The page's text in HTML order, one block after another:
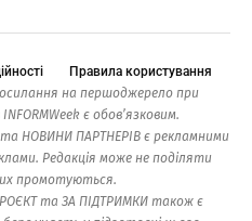
Правила користування
на першоджерело при
є обов’язковим.
та НОВИНИ ПАРТНЕРІВ є рекламними
Редакція може не поділяти
промотуються.
та ЗА ПІДТРИМКИ також є